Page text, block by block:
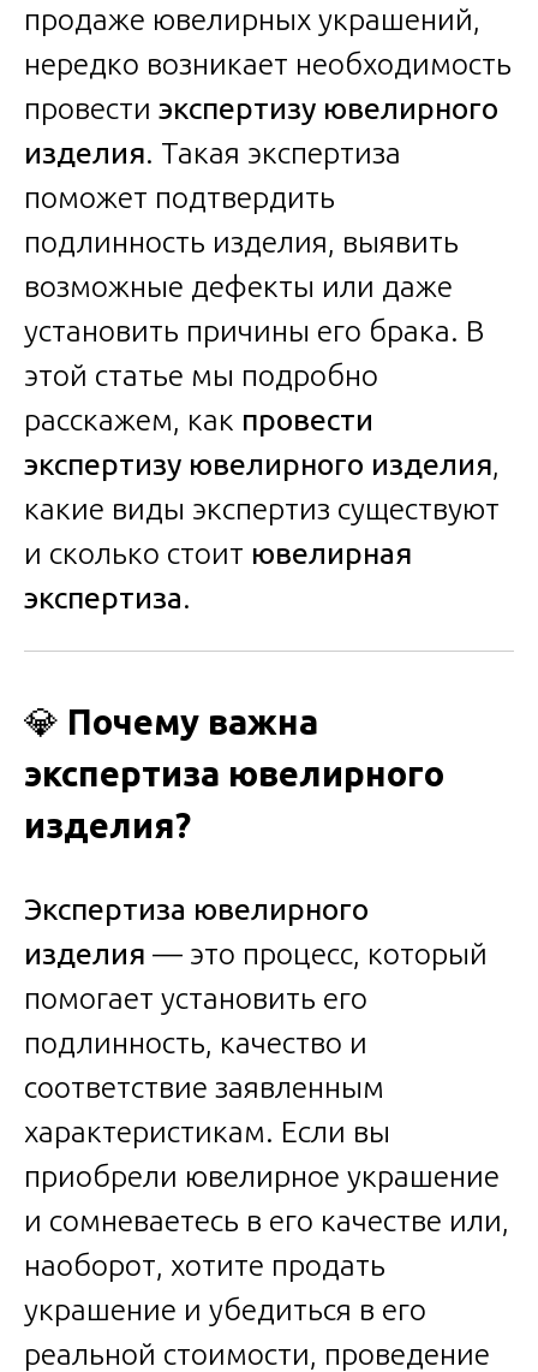
продаже ювелирных украшений,
нередко возникает необходимость
провести экспертизу ювелирного
изделия. Такая экспертиза
поможет подтвердить
подлинность изделия, выявить
возможные дефекты или даже
установить причины его брака. В
этой статье мы подробно
расскажем, как провести
экспертизу ювелирного изделия,
какие виды экспертиз существуют
и сколько стоит ювелирная
экспертиза.
💎 Почему важна
экспертиза ювелирного
изделия?
Экспертиза ювелирного
изделия — это процесс, который
помогает установить его
подлинность, качество и
соответствие заявленным
характеристикам. Если вы
приобрели ювелирное украшение
и сомневаетесь в его качестве или,
наоборот, хотите продать
украшение и убедиться в его
реальной стоимости, проведение